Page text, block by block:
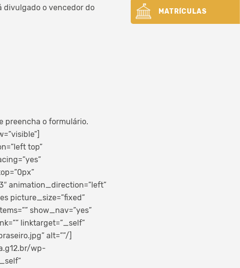
divulgado o vencedor do
preencha o formulário.
top”
animation_direction=”left”
picture_size=”fixed”
show_nav=”yes”
linktarget=”_self”
alt=””/]
wp-
MATRÍCULAS